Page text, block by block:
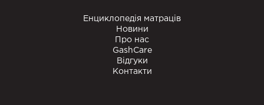
Енциклопедія матраців
Новини
Про нас
GashCare
Відгуки
Контакти